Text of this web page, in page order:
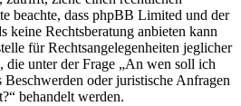
beachte, dass phpBB Limited und der
keine Rechtsberatung anbieten kann
für Rechtsangelegenheiten jeglicher
die unter der Frage „An wen soll ich
oder juristische Anfragen
behandelt werden.